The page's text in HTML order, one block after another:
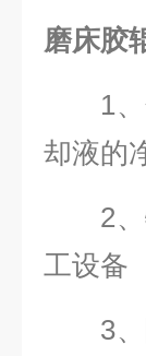
磨床胶
1、分
却液的
2、特
工设备
3、随